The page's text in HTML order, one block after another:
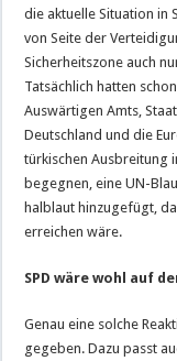
die aktuelle Situation in
von Seite der
Sicherheitszone auch
Tatsächlich hatten
Auswärtigen Amts,
Deutschland und die
türkischen Ausbreitung
begegnen, eine UN-
halblaut hinzugefügt,
erreichen wäre.
SPD wäre wohl auf
Genau eine solche
gegeben. Dazu passt